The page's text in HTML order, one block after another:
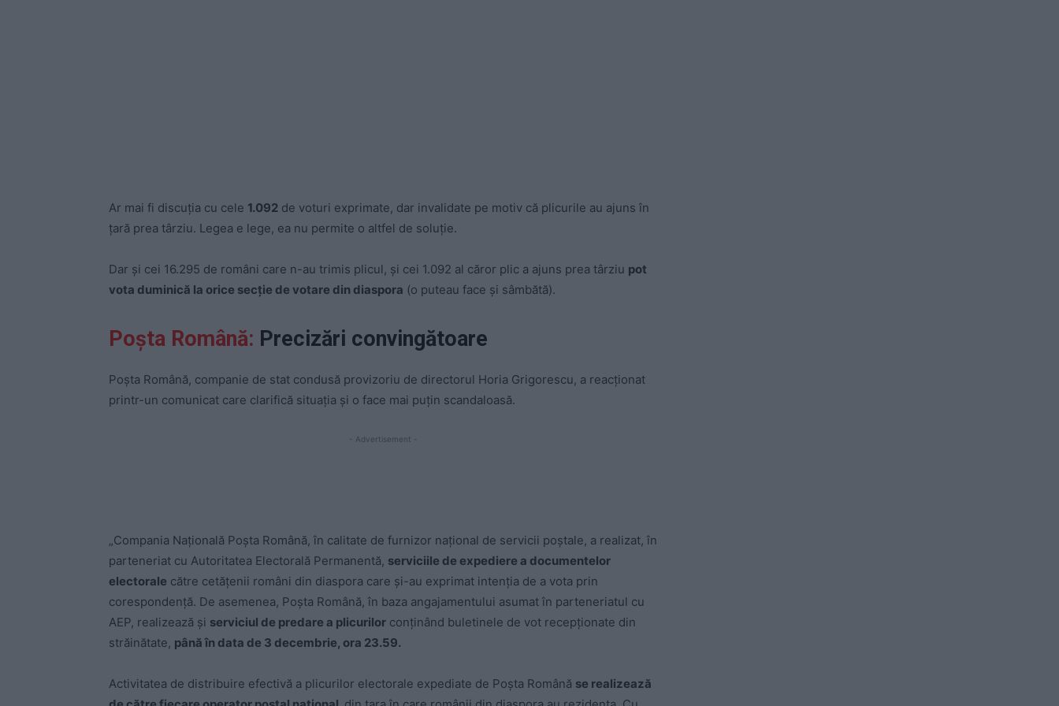
Ar mai fi discuția cu cele 1.092 de voturi exprimate, dar invalidate pe motiv că plicurile au ajuns în
țară prea târziu. Legea e lege, ea nu permite o altfel de soluție.
Dar și cei 16.295 de români care n-au trimis plicul, și cei 1.092 al căror plic a ajuns prea târziu pot
vota duminică la orice secție de votare din diaspora (o puteau face și sâmbătă).
Poșta Română: Precizări convingătoare
Poșta Română, companie de stat condusă provizoriu de directorul Horia Grigorescu, a reacționat
printr-un comunicat care clarifică situația și o face mai puțin scandaloasă.
- Advertisement -
„Compania Națională Poșta Română, în calitate de furnizor național de servicii poștale, a realizat, în
parteneriat cu Autoritatea Electorală Permanentă, serviciile de expediere a documentelor
electorale către cetățenii români din diaspora care și-au exprimat intenția de a vota prin
corespondență. De asemenea, Poșta Română, în baza angajamentului asumat în parteneriatul cu
AEP, realizează și serviciul de predare a plicurilor conținând buletinele de vot recepționate din
străinătate, până în data de 3 decembrie, ora 23.59.
Activitatea de distribuire efectivă a plicurilor electorale expediate de Poșta Română se realizează